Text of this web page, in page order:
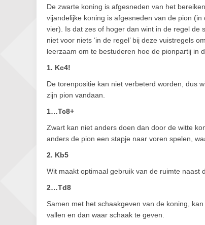
De zwarte koning is afgesneden van het
vijandelijke koning is afgesneden van de pion
vier). Is dat zes of hoger dan wint in de regel de
niet voor niets ‘in de regel’ bij deze vuistregels
leerzaam om te bestuderen hoe de pionpartij in
1. Kc4!
De torenpositie kan niet verbeterd worden, dus
zijn pion vandaan.
1…Tc8+
Zwart kan niet anders doen dan door de witte
anders de pion een stapje naar voren spelen,
2. Kb5
Wit maakt optimaal gebruik van de ruimte naast
2…Td8
Samen met het schaakgeven van de koning,
vallen en dan waar schaak te geven.